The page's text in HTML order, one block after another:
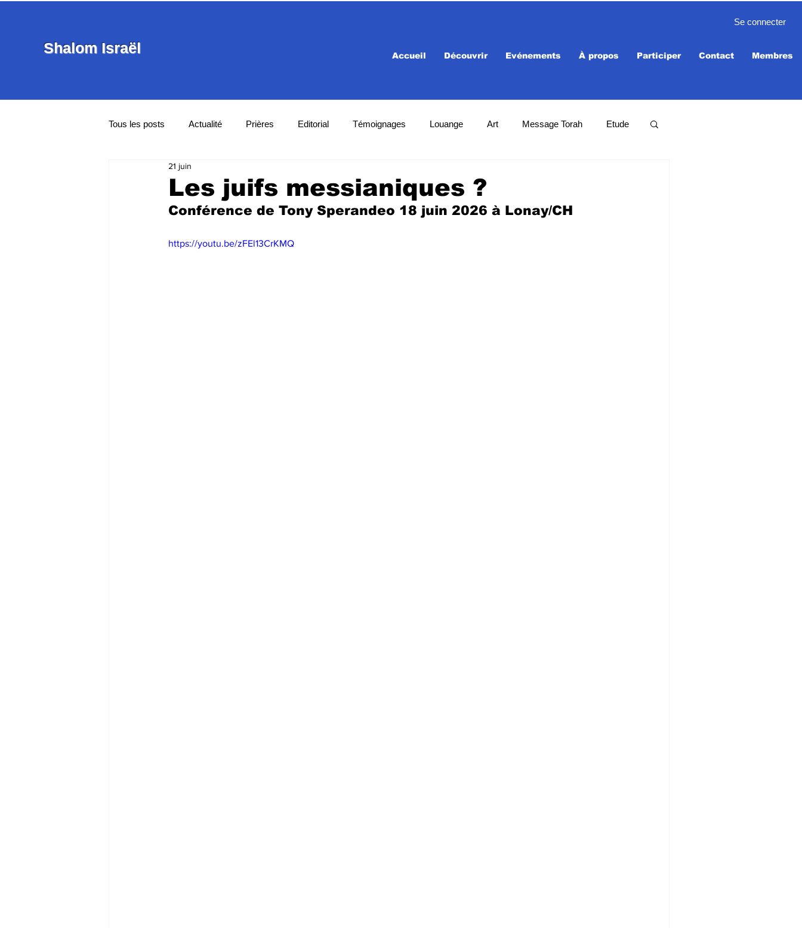
Shalom Israël
Se connecter
Accueil Découvrir Evénements À propos Participer Contact Membres
Tous les posts Actualité Prières Editorial Témoignages Louange Art Message Torah Etude
Communautés
Les juifs messianiques ?
21 juin
Conférence de Tony Sperandeo 18 juin 2026 à Lonay/CH
https://youtu.be/zFEl13CrKMQ